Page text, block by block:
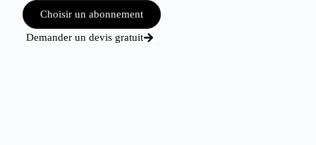
Choisir un abonnement
Demander un devis gratuit